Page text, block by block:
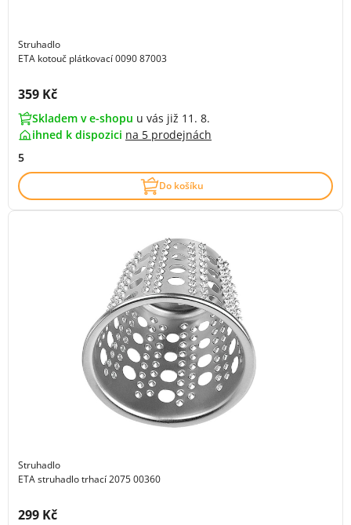
Struhadlo
ETA kotouč plátkovací 0090 87003
Cena s DPH:
359 Kč
Skladem v e-shopu u vás již 11. 8.
ihned k dispozici na 5 prodejnách
5
Do košíku
Struhadlo
ETA struhadlo trhací 2075 00360
Cena s DPH:
299 Kč